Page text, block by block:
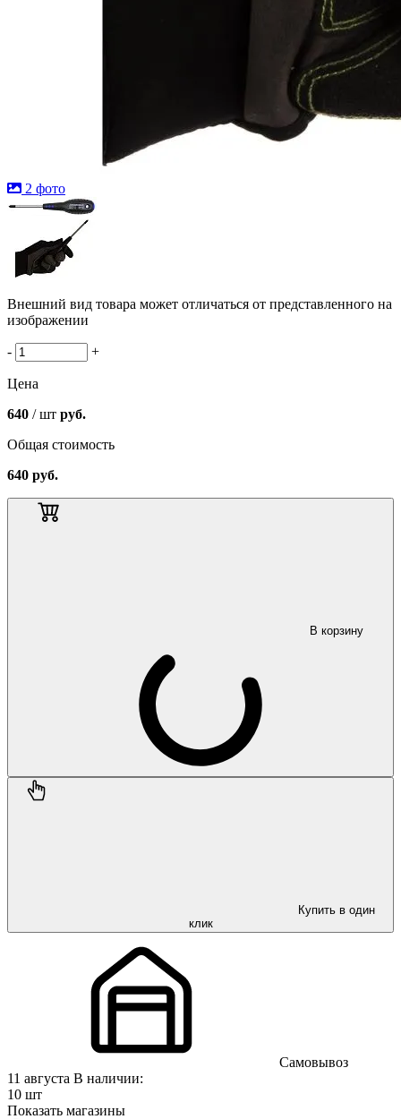
2 фото
Внешний вид товара может отличаться от представленного на
изображении
- +
Цена
640 / шт руб.
Общая стоимость
640 руб.
В корзину
Купить в один
клик
Самовывоз
11 августа В наличии:
10 шт
Показать магазины